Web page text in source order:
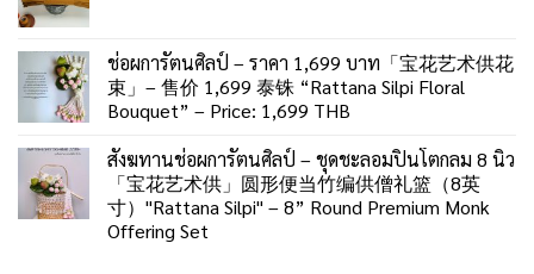
ช่อผการัตนศิลป์ – ราคา 1,699 บาท「宝花艺术供花
束」– 售价 1,699 泰铢 “Rattana Silpi Floral
Bouquet” – Price: 1,699 THB
สังฆทานช่อผการัตนศิลป์ – ชุดชะลอมปิ่นโตกลม 8 นิ้ว
「宝花艺术供」圆形便当竹编供僧礼篮（8英
寸）"Rattana Silpi" – 8” Round Premium Monk
Offering Set